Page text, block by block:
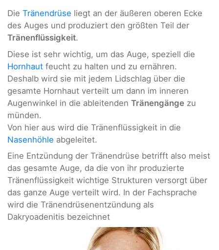
Die Tränendrüse liegt an der äußeren oberen Ecke
des Auges und produziert den größten Teil der
Tränenflüssigkeit.
Diese ist sehr wichtig, um das Auge, speziell die
Hornhaut feucht zu halten und zu ernähren.
Deshalb wird sie mit jedem Lidschlag über die
gesamte Hornhaut verteilt um dann im inneren
Augenwinkel in die ableitenden Tränengänge zu
münden.
Von hier aus wird die Tränenflüssigkeit in die
Nasenhöhle abgeleitet.
Eine Entzündung der Tränendrüse betrifft also meist
das gesamte Auge, da die von ihr produzierte
Tränenflüssigkeit wichtige Strukturen versorgt über
das ganze Auge verteilt wird. In der Fachsprache
wird die Tränendrüsenentzündung als
Dakryoadenitis bezeichnet